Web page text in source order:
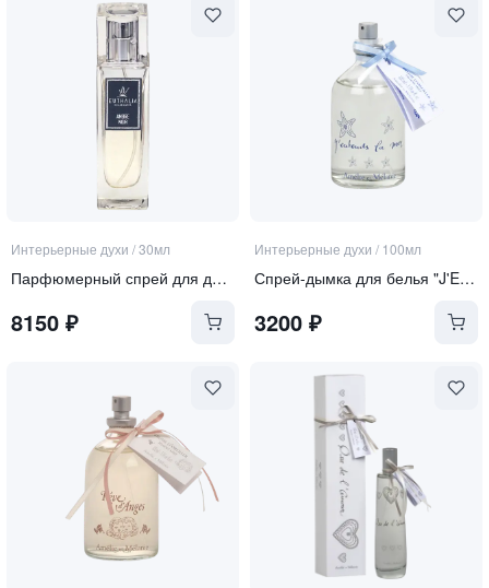
Интерьерные духи /30мл
Парфюмерный спрей для дома "Ambre Noir"
8150 ₽
Интерьерные духи / 100мл
Спрей-дымка для белья "J'ENTENDS LA MER SENTEURS" | "Я СЛЫШУ АРОМАТ МОРЯ"
3200₽